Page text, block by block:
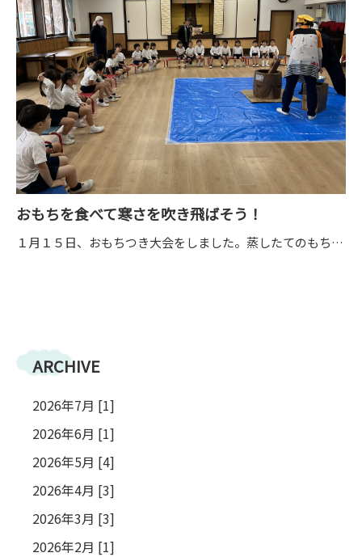
アクセス
お問い合わせはこちらまで
075-381-3610
学校法人 本願寺学園
西山幼稚園
〒615-8107 京都府京都市西京区川島北裏町29番地
おもちを食べて寒さを吹き飛ばそう！
１月１５日、おもちつき大会をしました。蒸したてのもち米を見て「いい匂い～」と子ども達。「ごはんみたい」と言っていたお米がみるみるおもちになってきて、「ねばねばになってきた！」と大興奮。次は子ども達。年長児はひとりで杵を持ち、小さい学年は友だちと一緒に持ちおもちをつきました。出来上がったおもちはきなこもちにして頂きました。つきたてのおもちはやわらかくておいしく、おかわりもしました。まだまだ食べれる様子でしたがお昼ごはんもあるのでほどほどにしました。おもちパワーで寒い冬を乗り越えようね！
ARCHIVE
2026年7月 [1]
2026年6月 [1]
2026年5月 [4]
2026年4月 [3]
2026年3月 [3]
2026年2月 [1]